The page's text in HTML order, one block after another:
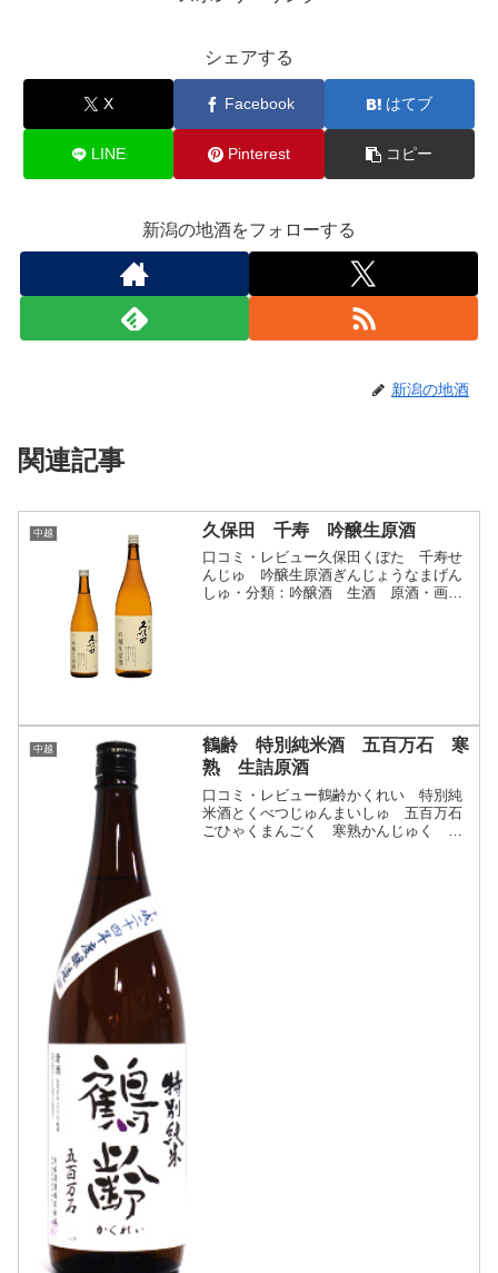
シェアする
X Facebook はてブ
LINE Pinterest コピー
新潟の地酒をフォローする
新潟の地酒
関連記事
中越 久保田 千寿 吟醸生原酒
口コミ・レビュー久保田くぼた 千寿せ
んじゅ 吟醸生原酒ぎんじょうなまげん
しゅ・分類：吟醸酒 生酒 原酒・画像
中越
鶴齢 特別純米酒 五百万石 寒
熟 生詰原酒
口コミ・レビュー鶴齢かくれい 特別純
米酒とくべつじゅんまいしゅ 五百万石
ごひゃくまんごく 寒熟かんじゅく 生